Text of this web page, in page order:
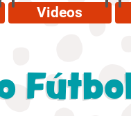
Videos